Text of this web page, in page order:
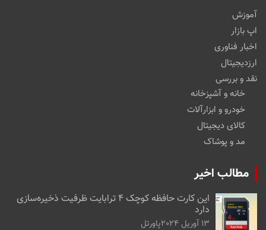
آموزش
اپ بازار
اخبار فناوری
ارزدیجیتال
نقد و بررسی
خانه و آشپزخانه
خودرو و ابزارآلات
کالای دیجیتال
مد و پوشاک
مطالب اخیر
این کارت حافظه کوچک ۴ ترابایت ظرفیت ذخیره‌سازی
دارد
13 آوریل 2024 پاورتل